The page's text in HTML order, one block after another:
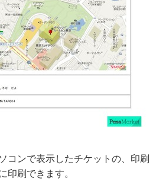
コンで表示したチケットの、印刷
印刷できます。